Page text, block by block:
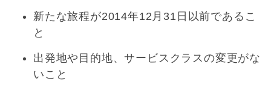
新たな旅程が2014年12月31日以前であるこ
と
出発地や目的地、サービスクラスの変更がな
いこと